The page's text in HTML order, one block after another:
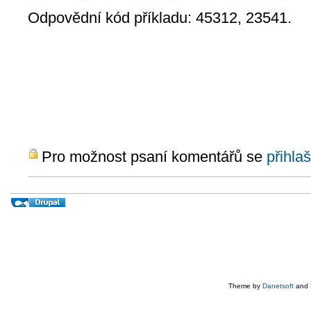
Odpovědní kód příkladu: 45312, 23541.
Pro možnost psaní komentářů se
Theme by Danetsoft and